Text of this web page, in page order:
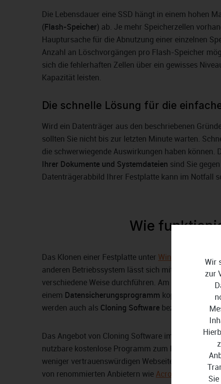
Die Lebensdauer eine SSD hängt in einem hohen
(Flash-Speicher) ab. Je mehr Speicherzellen
Hauptursache für die Abnutzung einer einzelnen
Anzahl an Löschvorgängen pro Flash-Speicher
sich die fehlerhaften Zellen über ein gewisses
Kapazität leisten.
Die schnelle Lösung für die
Wird ein Datenträger aus den beschriebenen
sollten Sie nicht bis zur letzten Minute warten.
die schwerwiegende Auswirkungen haben
Ihrer Dokumente und Systemdateien sind Sie
Datenträgerabbild Ihrer Festplatte kann im Notfall
Wie
Das Klonen einer Festplatte unter Windows 11 Pro
anderen Betriebssystem lässt sich mit
verschiedene Weise durchführen. Am einfachsten
einem Datensicherungsprogramm kopieren und
werden auch als Cloning Software bezeichnet.
Das Angebot von Cloning Software im Internet ist
nutzbare kostenlose Programm zum Klonen von
weniger vertrauenswürdigen Webseiten und
von renommierten Anbietern wie Acronis
Wir
zur